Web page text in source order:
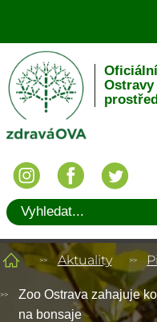
Aktuality
Zoo Ostrava zahajuje
na bonsaje